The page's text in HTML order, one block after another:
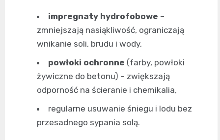
impregnaty hydrofobowe –
zmniejszają nasiąkliwość, ograniczają
wnikanie soli, brudu i wody,
powłoki ochronne (farby, powłoki
żywiczne do betonu) – zwiększają
odporność na ścieranie i chemikalia,
regularne usuwanie śniegu i lodu bez
przesadnego sypania solą.